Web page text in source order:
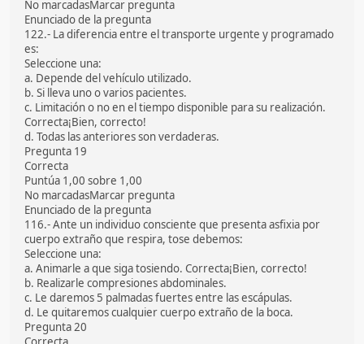
No marcadasMarcar pregunta
Enunciado de la pregunta
122.- La diferencia entre el transporte urgente y programado
es:
Seleccione una:
a. Depende del vehículo utilizado.
b. Si lleva uno o varios pacientes.
c. Limitación o no en el tiempo disponible para su realización.
Correcta¡Bien, correcto!
d. Todas las anteriores son verdaderas.
Pregunta 19
Correcta
Puntúa 1,00 sobre 1,00
No marcadasMarcar pregunta
Enunciado de la pregunta
116.- Ante un individuo consciente que presenta asfixia por
cuerpo extraño que respira, tose debemos:
Seleccione una:
a. Animarle a que siga tosiendo. Correcta¡Bien, correcto!
b. Realizarle compresiones abdominales.
c. Le daremos 5 palmadas fuertes entre las escápulas.
d. Le quitaremos cualquier cuerpo extraño de la boca.
Pregunta 20